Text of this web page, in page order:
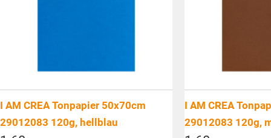
I AM CREA Tonpapier 50x70cm
29012083 120g, hellblau
I AM CREA
29012083 120g,